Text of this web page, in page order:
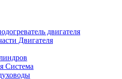
двигателя
Двигателя
Система